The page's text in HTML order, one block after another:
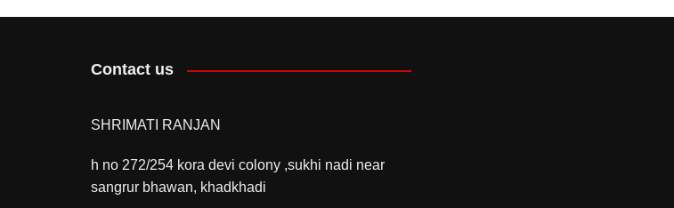
Contact us
SHRIMATI RANJAN
h no 272/254 kora devi colony ,sukhi nadi near
sangrur bhawan, khadkhadi